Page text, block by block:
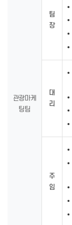
관광마케
팅팀
팀
장
대
리
주
임